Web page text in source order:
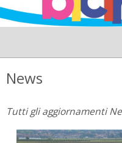
News
Tutti gli aggiornamenti